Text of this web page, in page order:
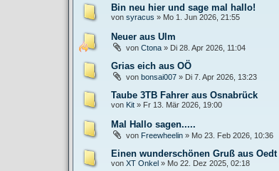
Bin neu hier und sage mal hallo!
von syracus » Mo 1. Jun 2026, 21:55
Neuer aus Ulm
von Ctona » Di 28. Apr 2026, 11:04
Grias eich aus OÖ
von bonsai007 » Di 7. Apr 2026, 13:23
Taube 3TB Fahrer aus Osnabrück
von Kit » Fr 13. Mär 2026, 19:00
Mal Hallo sagen.....
von Freewheelin » Mo 23. Feb 2026, 10:36
Einen wunderschönen Gruß aus Oedt
von XT Onkel » Mo 22. Dez 2025, 02:18